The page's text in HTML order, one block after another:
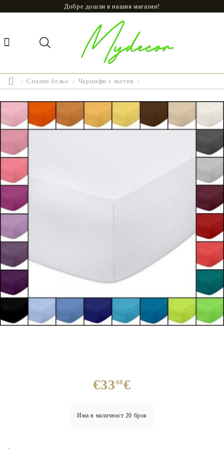
Добре дошли в нашия магазин!
Спално бельо Чаршафи с ластик
€33 60€
Има в наличност 20 броя